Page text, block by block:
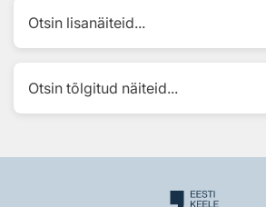
Otsin lisanäiteid...
Otsin tõlgitud näiteid...